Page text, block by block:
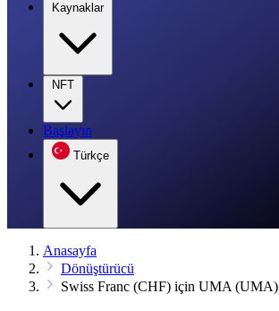
Kaynaklar
NFT
Başlayın
Türkçe
Anasayfa
Dönüştürücü
Swiss Franc (CHF) için UMA (UMA)